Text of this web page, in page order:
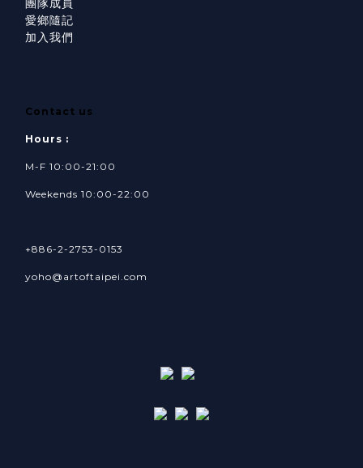
團隊成員
愛鄉隨記
加入我們
Contact us
Hours :
M-F 10:00-21:00
Weekends 10:00-22:00
+886-2-2753-0153
yoho@artoftaipei.com